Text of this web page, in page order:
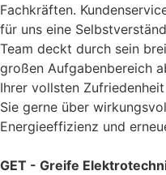
Fachkräften.
für uns eine
Team deckt durch sein
großen Aufgabenbereich
Ihrer vollsten
Sie gerne über
Energieeffizienz und
GET - Greife